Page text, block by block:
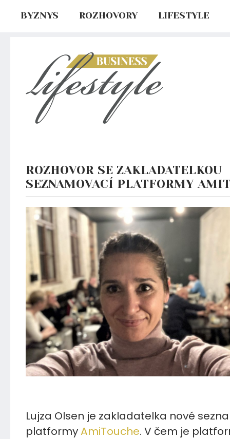
BYZNYS ROZHOVORY LIFESTYLE
ROZHOVOR SE ZAKLADATELKOU
SEZNAMOVACÍ PLATFORMY
Lujza Olsen je zakladatelka nové
platformyAmiTouche. V čem je